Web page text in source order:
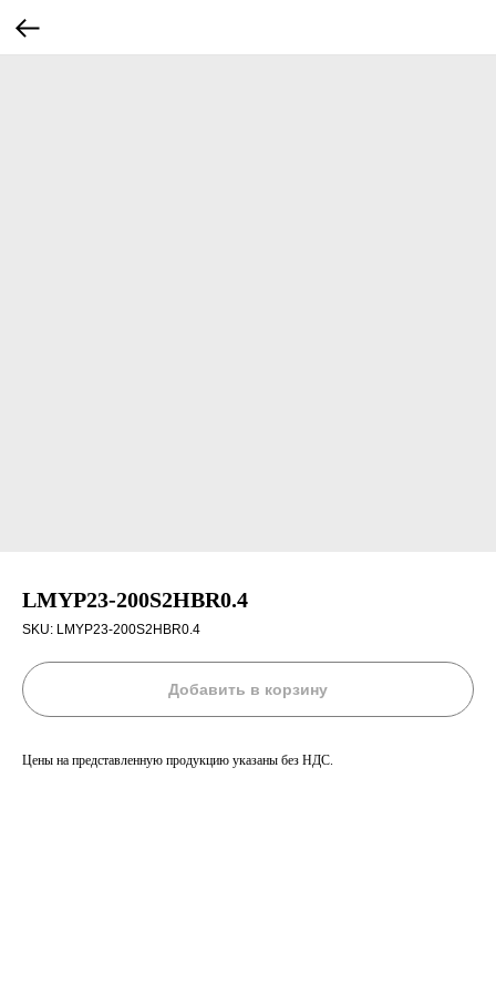
LMYP23-200S2HBR0.4
SKU: LMYP23-200S2HBR0.4
Добавить в корзину
Цены на представленную продукцию указаны без НДС.